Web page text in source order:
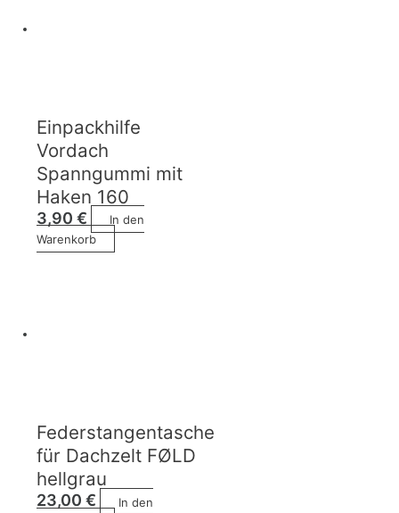
Einpackhilfe
Vordach
Spanngummi mit
Haken 160
3,90€
In den
Warenkorb
Federstangentasche
für Dachzelt FØLD
hellgrau
23,00€
In den